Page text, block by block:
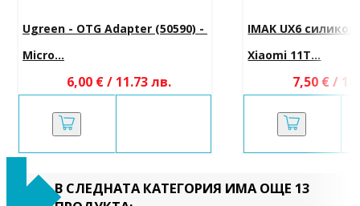
Ugreen - OTG Adapter (50590) -
Micro...
6,00 € / 11.73 лв.
IMAK UX6
Xiaomi 11T...
7,50 € /
В СЛЕДНАТА КАТЕГОРИЯ ИМА ОЩЕ 13